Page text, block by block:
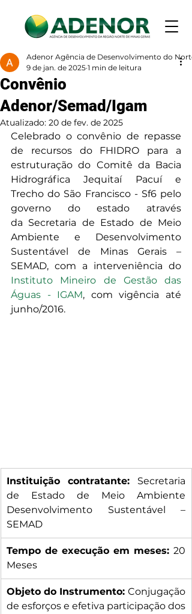
Convênio
Adenor/Semad/Igam
Adenor Agência de Desenvolvimento do
9 de jan. de 2025 1 min de leitura
Atualizado: 20 de fev. de 2025
Celebrado o convênio de repasse
de recursos do FHIDRO para a
estruturação do Comitê da Bacia
Hidrográfica Jequitaí Pacuí e
Trecho do São Francisco - Sf6 pelo
governo do estado através
da Secretaria de Estado de Meio
Ambiente e Desenvolvimento
Sustentável de Minas Gerais –
Instituto Mineiro de Gestão das
Águas - IGAM, com vigência até
junho/2016.
Instituição contratante: Secretaria
de Estado de Meio Ambiente
Desenvolvimento Sustentável –
SEMAD
Tempo de execução em meses: 20
Meses
Objeto do Instrumento: Conjugação
de esforços e efetiva participação dos